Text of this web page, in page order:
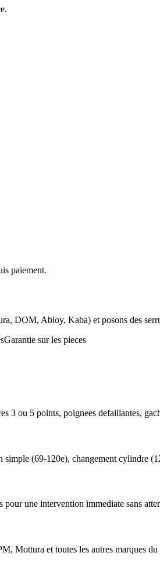
paiement.
DOM, Abloy, Kaba) et posons des
Garantie sur les pieces
3 ou 5 points, poignees defaillantes,
(69-120e), changement cylindre
une intervention immediate sans
Mottura et toutes les autres marques du